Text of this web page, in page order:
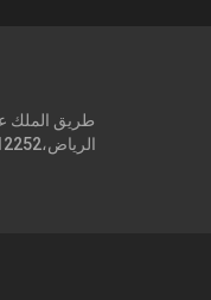
الرياض،12252، المملكة العربية السعودية